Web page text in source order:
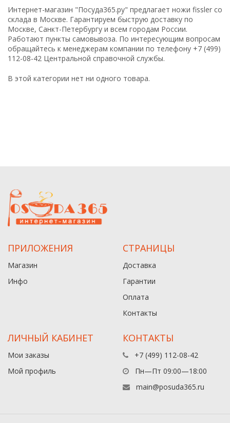
Интернет-магазин "Посуда365.ру" предлагает ножи fissler со
склада в Москве. Гарантируем быструю доставку по
Москве, Санкт-Петербургу и всем городам России.
Работают пункты самовывоза. По интересующим вопросам
обращайтесь к менеджерам компании по телефону +7 (499)
112-08-42 Центральной справочной службы.
В этой категории нет ни одного товара.
ПРИЛОЖЕНИЯ
Магазин
Инфо
СТРАНИЦЫ
Доставка
Гарантии
Оплата
Контакты
ЛИЧНЫЙ КАБИНЕТ
Мои заказы
Мой профиль
КОНТАКТЫ
+7 (499) 112-08-42
Пн—Пт 09:00—18:00
main@posuda365.ru